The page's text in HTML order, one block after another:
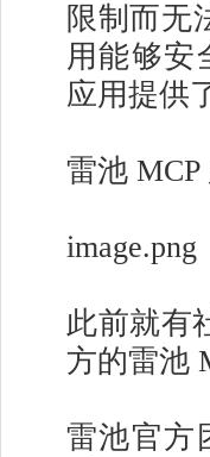
限制而无
用能够安
应用提供
雷池
image.png
此前就有
方的雷池
雷池官方